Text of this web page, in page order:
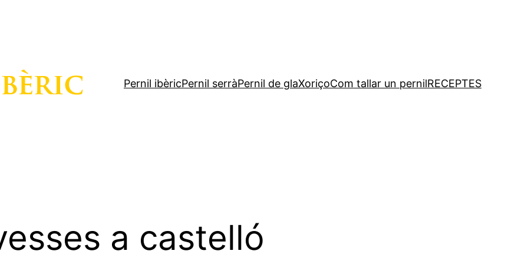
Pernil ibèricPernil serràPernil de glaXoriçoCom tallar un pernilRECEPTES
a castelló